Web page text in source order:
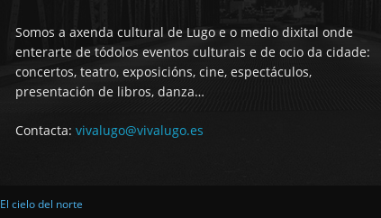
Somos a axenda cultural de Lugo e o medio dixital onde
enterarte de tódolos eventos culturais e de ocio da cidade:
concertos, teatro, exposicións, cine, espectáculos,
presentación de libros, danza…
Contacta: vivalugo@vivalugo.es
El cielo del norte